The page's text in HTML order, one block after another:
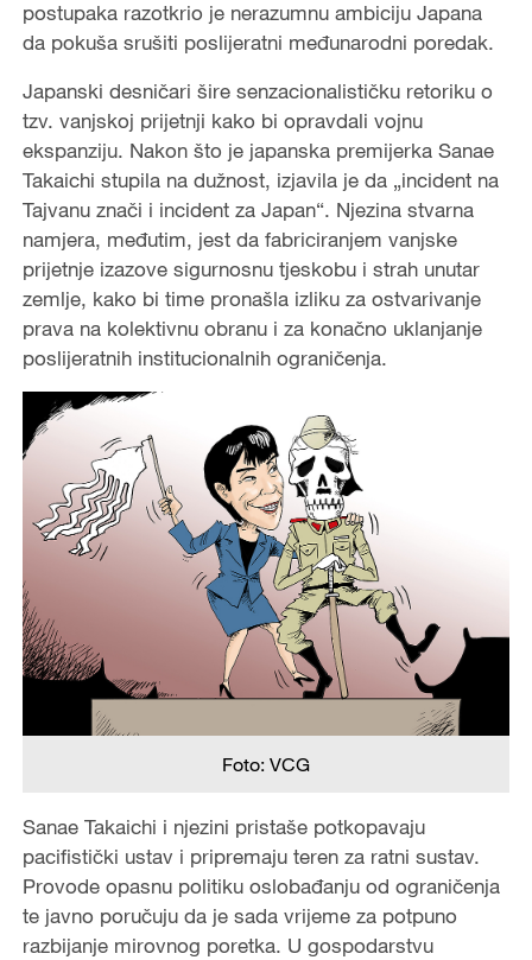
postupaka razotkrio je nerazumnu ambiciju Japana
da pokuša srušiti poslijeratni međunarodni poredak.
Japanski desničari šire senzacionalističku retoriku o
tzv. vanjskoj prijetnji kako bi opravdali vojnu
ekspanziju. Nakon što je japanska premijerka Sanae
Takaichi stupila na dužnost, izjavila je da „incident na
Tajvanu znači i incident za Japan“. Njezina stvarna
namjera, međutim, jest da fabriciranjem vanjske
prijetnje izazove sigurnosnu tjeskobu i strah unutar
zemlje, kako bi time pronašla izliku za ostvarivanje
prava na kolektivnu obranu i za konačno uklanjanje
poslijeratnih institucionalnih ograničenja.
Foto: VCG
Sanae Takaichi i njezini pristaše potkopavaju
pacifistički ustav i pripremaju teren za ratni sustav.
Provode opasnu politiku oslobađanju od ograničenja
te javno poručuju da je sada vrijeme za potpuno
razbijanje mirovnog poretka. U gospodarstvu